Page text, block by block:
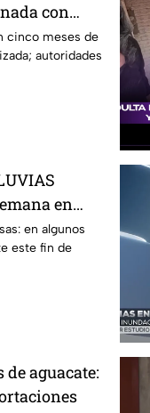
con
cinco meses de
autoridades
en
en algunos
este fin de
aguacate: